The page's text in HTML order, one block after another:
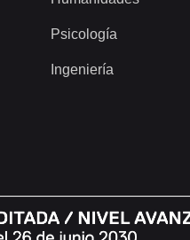
Psicología
Ingeniería